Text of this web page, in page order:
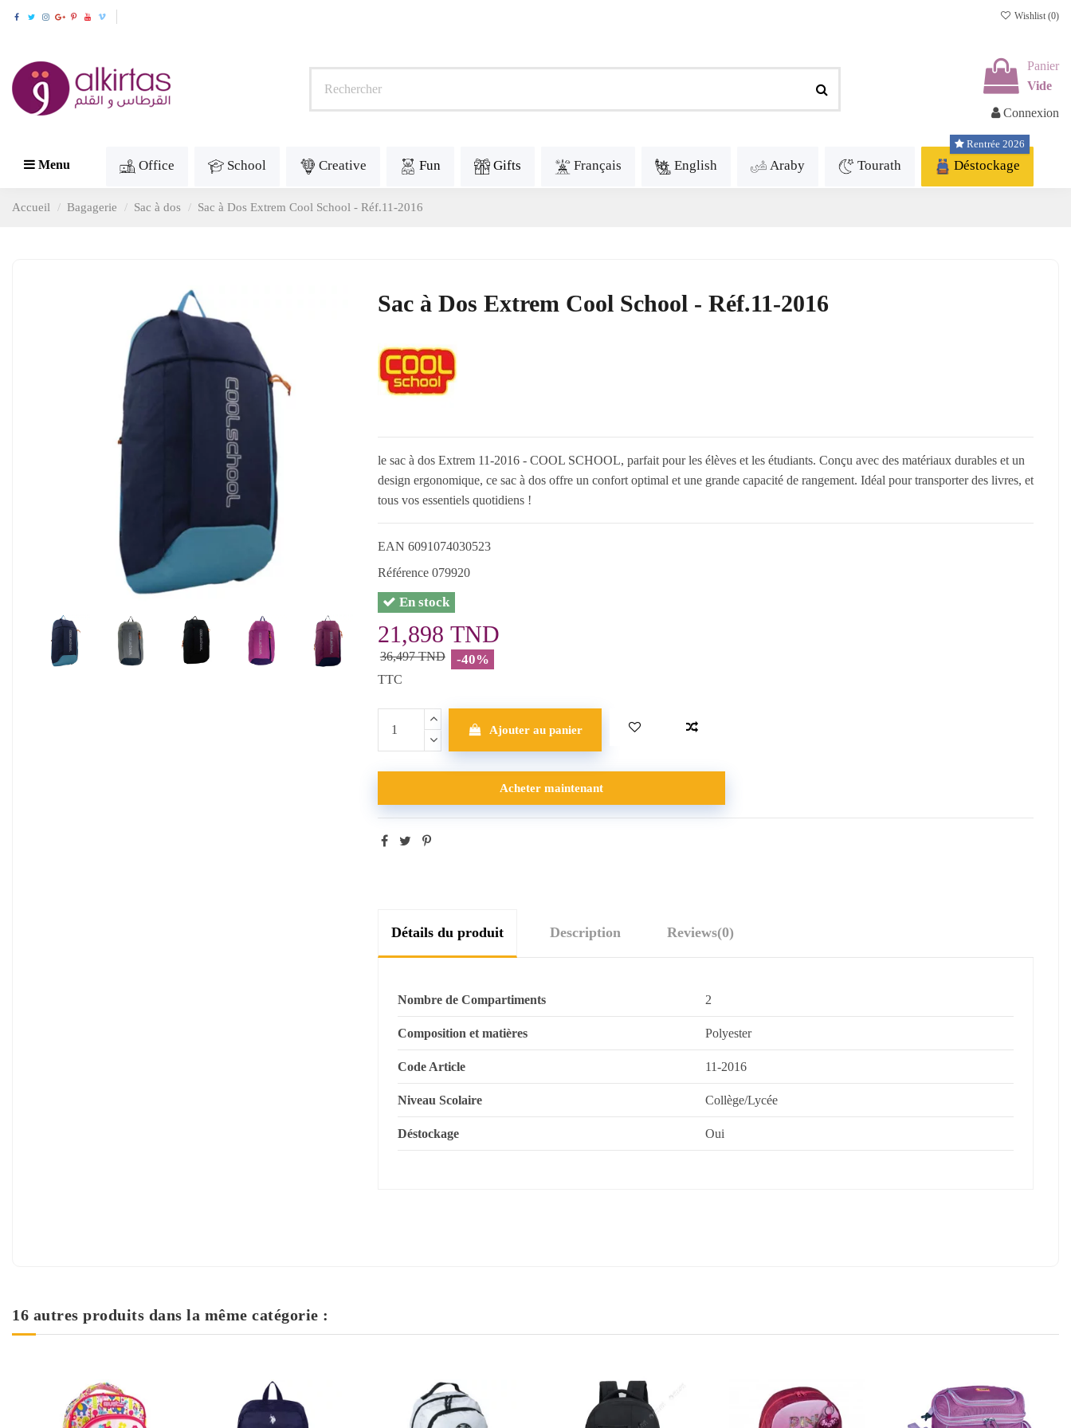
Wishlist (0)
Panier
Vide
Connexion
Menu Office School Creative Fun Gifts Français English Araby Tourath Déstockage
Rentrée 2026
Accueil Bagagerie Sac à dos Sac à Dos Extrem Cool School - Réf.11-2016
Sac à Dos Extrem Cool School - Réf.11-2016
le sac à dos Extrem 11-2016 - COOL SCHOOL, parfait pour les élèves et les étudiants. Conçu avec des matériaux durables et un
design ergonomique, ce sac à dos offre un confort optimal et une grande capacité de rangement. Idéal pour transporter des livres, et
tous vos essentiels quotidiens !
EAN 6091074030523
Référence 079920
En stock
21,898 TND
36,497 TND -40%
TTC
Ajouter au panier
Acheter maintenant
Détails du produit Description Reviews(0)
Nombre de Compartiments 2
Composition et matières Polyester
Code Article 11-2016
Niveau Scolaire Collège/Lycée
Déstockage Oui
16 autres produits dans la même catégorie :